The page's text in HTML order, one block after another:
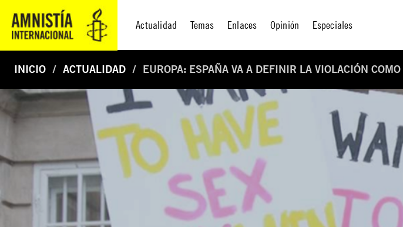
Actualidad Temas Enlaces Opinión Especiales
INICIO ACTUALIDAD EUROPA: ESPAÑA VA A DEFINIR LA VIOLACIÓN